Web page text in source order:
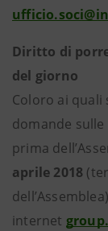
Diritto di
del giorno
Coloro ai
domande
prima
aprile 2018
internet